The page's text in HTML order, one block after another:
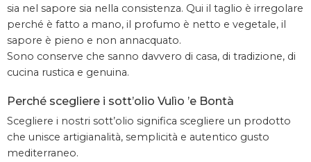
sia nel sapore sia nella consistenza. Qui il taglio è irregolare
perché è fatto a mano, il profumo è netto e vegetale, il
sapore è pieno e non annacquato.
Sono conserve che sanno davvero di casa, di tradizione, di
cucina rustica e genuina.
Perché scegliere i sott’olio Vulìo ’e Bontà
Scegliere i nostri sott’olio significa scegliere un prodotto
che unisce artigianalità, semplicità e autentico gusto
mediterraneo.